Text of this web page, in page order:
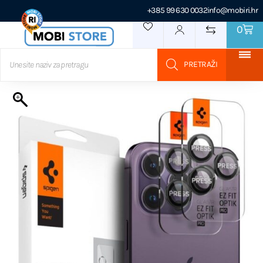
+385 99 630 0032info@mobiri.hr
0